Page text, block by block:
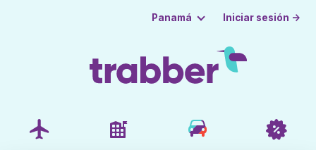
Panamá Iniciar sesión →